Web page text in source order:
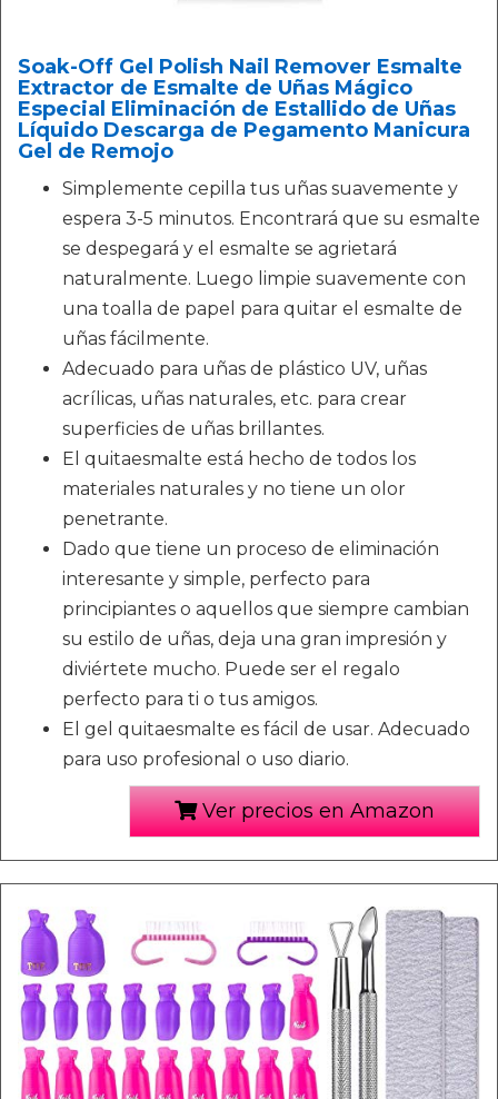
Soak-Off Gel Polish Nail Remover Esmalte
Extractor de Esmalte de Uñas Mágico
Especial Eliminación de Estallido de Uñas
Líquido Descarga de Pegamento Manicura
Gel de Remojo
Simplemente cepilla tus uñas suavemente y
espera 3-5 minutos. Encontrará que su esmalte
se despegará y el esmalte se agrietará
naturalmente. Luego limpie suavemente con
una toalla de papel para quitar el esmalte de
uñas fácilmente.
Adecuado para uñas de plástico UV, uñas
acrílicas, uñas naturales, etc. para crear
superficies de uñas brillantes.
El quitaesmalte está hecho de todos los
materiales naturales y no tiene un olor
penetrante.
Dado que tiene un proceso de eliminación
interesante y simple, perfecto para
principiantes o aquellos que siempre cambian
su estilo de uñas, deja una gran impresión y
diviértete mucho. Puede ser el regalo
perfecto para ti o tus amigos.
El gel quitaesmalte es fácil de usar. Adecuado
para uso profesional o uso diario.
Ver precios en Amazon